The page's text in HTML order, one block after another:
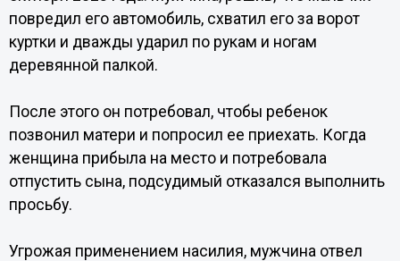
повредил его автомобиль, схватил его за ворот
куртки и дважды ударил по рукам и ногам
деревянной палкой.
После этого он потребовал, чтобы ребенок
позвонил матери и попросил ее приехать. Когда
женщина прибыла на место и потребовала
отпустить сына, подсудимый отказался выполнить
просьбу.
Угрожая применением насилия, мужчина отвел